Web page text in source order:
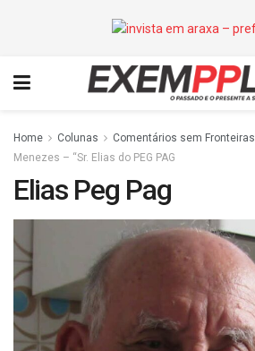
Home Colunas Comentários sem Fronteiras
Menezes – “Sr. Elias do PEG PAG
Elias Peg Pag